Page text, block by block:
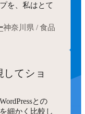
を、私はとて
神奈川県 / 食品
てショ
との
細かく比較し